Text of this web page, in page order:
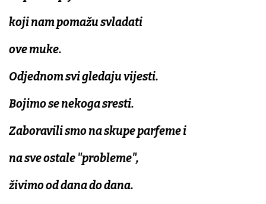
koji nam pomažu svladati
ove muke.
Odjednom svi gledaju vijesti.
Bojimo se nekoga sresti.
Zaboravili smo na skupe parfeme i
na sve ostale "probleme",
živimo od dana do dana.